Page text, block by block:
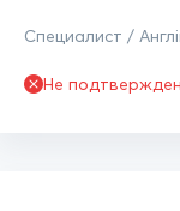
Специалист /
Не